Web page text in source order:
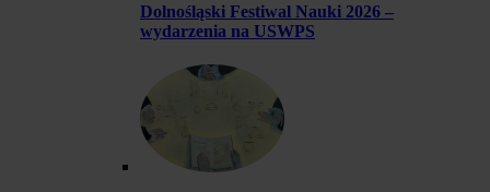
Dolnośląski Festiwal Nauki 2026 –
wydarzenia na USWPS